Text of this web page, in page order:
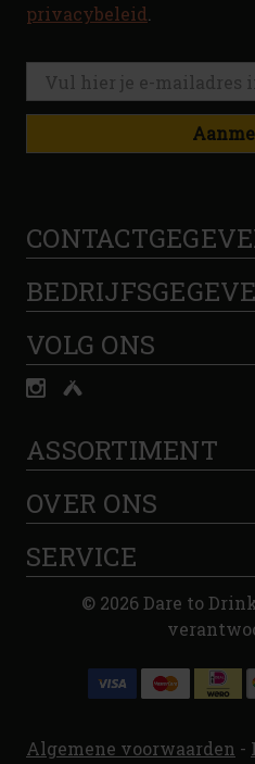
privacybeleid
VOLG ONS
ASSORTIMENT
OVER ONS
SERVICE
© 2026 Dare to
Algemene voorwaarden -